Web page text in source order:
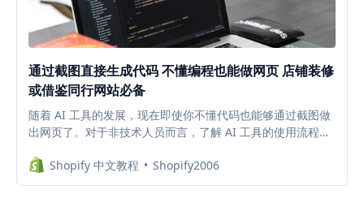
通过截图直接生成代码 不懂编程也能做网页 店铺装修
或借鉴同行网站必备
随着 AI 工具的发展，现在即使你不懂代码也能够通过截图做
出网页了。对于非技术人员而言，了解 AI 工具的使用流程以
这项技能，在进行店铺装修或者借鉴同行网站的时候会非常有
用，而且 AI 通过截图生成网页的费用大概 3 毛钱左右，而请
Shopify 中文教程 Shopify2006